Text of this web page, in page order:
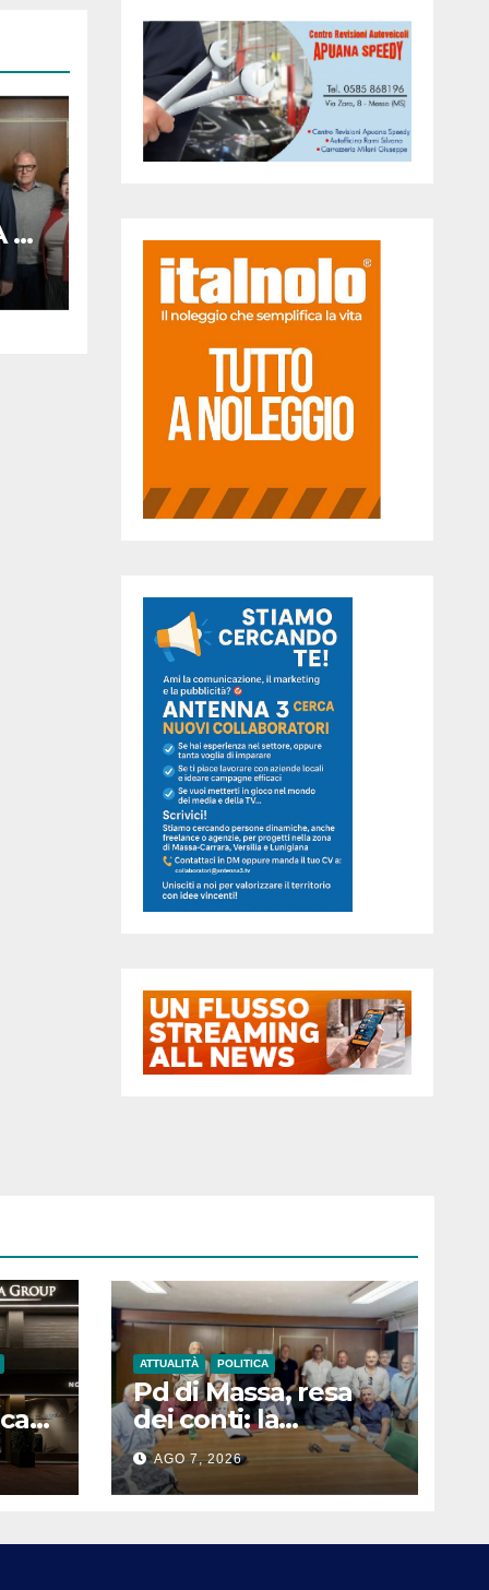
A
A
ATTUALITÀ POLITICA
Pd di Massa, resa
dei conti: la
maggioranza dei
circoli sfiducia i
vertici e chiede un
AGO 7, 2026